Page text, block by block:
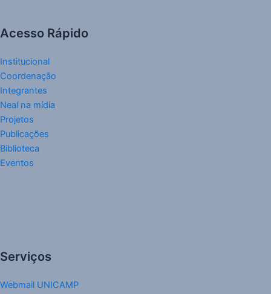
Acesso Rápido
Institucional
Coordenação
Integrantes
Neal na mídia
Projetos
Publicações
Biblioteca
Eventos
Serviços
Webmail UNICAMP